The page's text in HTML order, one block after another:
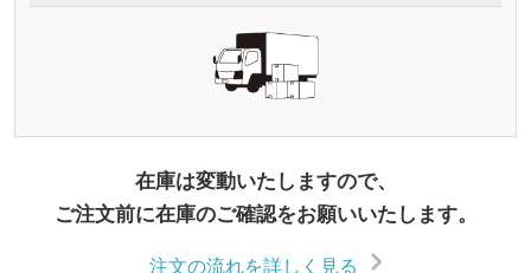
在庫は変動いたしますので、
ご注文前に在庫のご確認をお願いいたします。
注文の流れを詳しく見る